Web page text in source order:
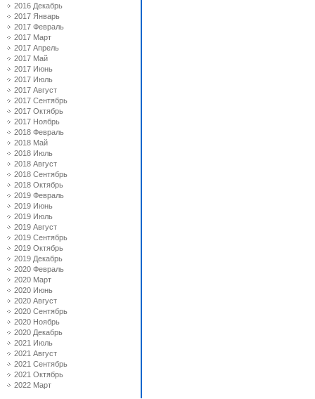
2016 Декабрь
2017 Январь
2017 Февраль
2017 Март
2017 Апрель
2017 Май
2017 Июнь
2017 Июль
2017 Август
2017 Сентябрь
2017 Октябрь
2017 Ноябрь
2018 Февраль
2018 Май
2018 Июль
2018 Август
2018 Сентябрь
2018 Октябрь
2019 Февраль
2019 Июнь
2019 Июль
2019 Август
2019 Сентябрь
2019 Октябрь
2019 Декабрь
2020 Февраль
2020 Март
2020 Июнь
2020 Август
2020 Сентябрь
2020 Ноябрь
2020 Декабрь
2021 Июль
2021 Август
2021 Сентябрь
2021 Октябрь
2022 Март